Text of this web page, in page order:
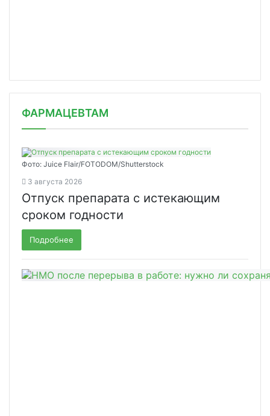
ФАРМАЦЕВТАМ
Фото: Juice Flair/FOTODOM/Shutterstoсk
3 августа 2026
Отпуск препарата с истекающим
сроком годности
Подробнее